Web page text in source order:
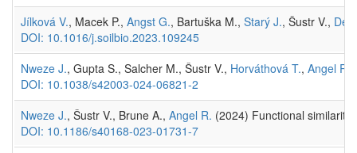
Jílková V., Macek P., Angst G., Bartuška M., Starý J., Šustr V.,
DOI: 10.1016/j.soilbio.2023.109245
Nweze J., Gupta S., Salcher M., Šustr V., Horváthová T., Angel R.
DOI: 10.1038/s42003-024-06821-2
Nweze J., Šustr V., Brune A., Angel R. (2024) Functional
DOI: 10.1186/s40168-023-01731-7